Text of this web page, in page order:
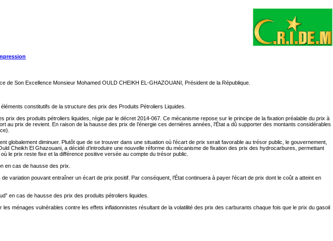
de Son Excellence Monsieur Mohamed OULD CHEIKH EL-GHAZOUANI, Président de la République.
constitutifs de la structure des prix des Produits Pétroliers Liquides.
prix des produits pétroliers liquides, régie par le décret 2014-067. Ce mécanisme repose sur le principe de la fixation préalable du prix à
au prix de revient. En raison de la hausse des prix de l’énergie ces dernières années, l’État a dû supporter des montants considérables
globalement diminuer. Plutôt que de se trouver dans une situation où l’écart de prix serait favorable au trésor public, le gouvernement,
Cheikh El Ghazouani, a décidé d’introduire une nouvelle réforme du mécanisme de fixation des prix des hydrocarbures, permettant
le prix reste fixe et la différence positive versée au compte du trésor public.
en cas de hausse des prix.
pouvant entraîner un écart de prix positif. Par conséquent, l’État continuera à payer l’écart de prix dont le coût a atteint en
en cas de hausse des prix des produits pétroliers liquides.
ménages vulnérables contre les effets inflationnistes résultant de la volatilité des prix des carburants chaque fois que le prix du gasoil